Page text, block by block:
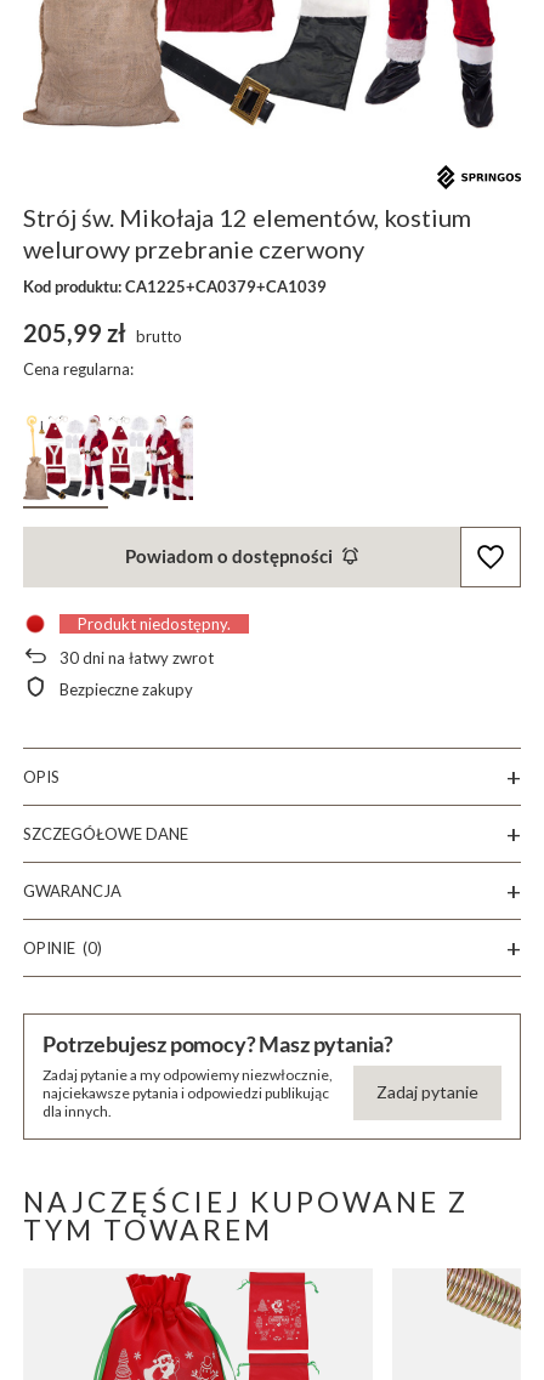
Strój św. Mikołaja 12 elementów, kostium
welurowy przebranie czerwony
Kod produktu: CA1225+CA0379+CA1039
205,99 zł brutto
Cena regularna:
Powiadom o dostępności
Produkt niedostępny
30dni na łatwy zwrot
Bezpieczne zakupy
OPIS
SZCZEGÓŁOWE DANE
GWARANCJA
OPINIE (0)
Potrzebujesz pomocy? Masz pytania?
Zadaj pytanie a my odpowiemy niezwłocznie,
najciekawsze pytania i odpowiedzi publikując
dla innych.
Zadaj pytanie
NAJCZĘŚCIEJ KUPOWANE Z
TYM TOWAREM